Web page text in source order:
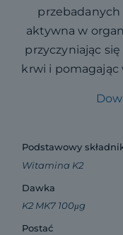
aktywna w
przyczyniając
krwi i
Podstawowy
Witamina K2
Dawka
K2 MK7 100μg
Postać